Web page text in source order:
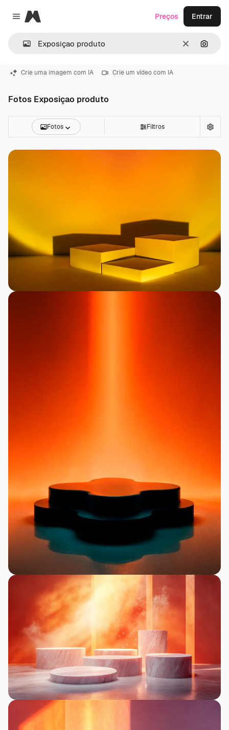
Close menu
Magnific
Limpar
Preços Entrar
Crie uma imagem com IA Crie um vídeo com IA
Fotos Exposiçao produto
Fotos Filtros